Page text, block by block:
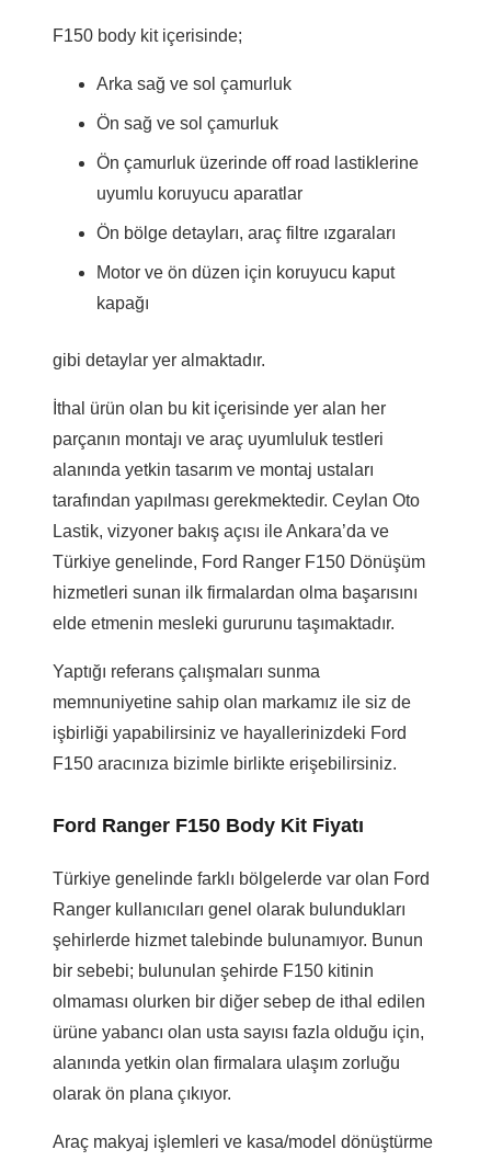
F150 body kit içerisinde;
Arka sağ ve sol çamurluk
Ön sağ ve sol çamurluk
Ön çamurluk üzerinde off road lastiklerine
uyumlu koruyucu aparatlar
Ön bölge detayları, araç filtre ızgaraları
Motor ve ön düzen için koruyucu kaput
kapağı
gibi detaylar yer almaktadır.
İthal ürün olan bu kit içerisinde yer alan her
parçanın montajı ve araç uyumluluk testleri
alanında yetkin tasarım ve montaj ustaları
tarafından yapılması gerekmektedir. Ceylan Oto
Lastik, vizyoner bakış açısı ile Ankara’da ve
Türkiye genelinde, Ford Ranger F150 Dönüşüm
hizmetleri sunan ilk firmalardan olma başarısını
elde etmenin mesleki gururunu taşımaktadır.
Yaptığı referans çalışmaları sunma
memnuniyetine sahip olan markamız ile siz de
işbirliği yapabilirsiniz ve hayallerinizdeki Ford
F150 aracınıza bizimle birlikte erişebilirsiniz.
Ford Ranger F150 Body Kit Fiyatı
Türkiye genelinde farklı bölgelerde var olan Ford
Ranger kullanıcıları genel olarak bulundukları
şehirlerde hizmet talebinde bulunamıyor. Bunun
bir sebebi; bulunulan şehirde F150 kitinin
olmaması olurken bir diğer sebep de ithal edilen
ürüne yabancı olan usta sayısı fazla olduğu için,
alanında yetkin olan firmalara ulaşım zorluğu
olarak ön plana çıkıyor.
Araç makyaj işlemleri ve kasa/model dönüştürme